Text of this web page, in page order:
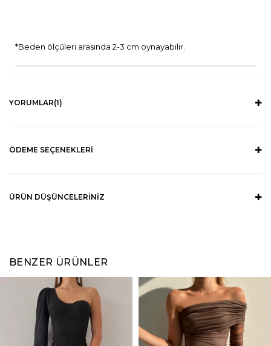
*Beden ölçüleri arasında 2-3 cm oynayabilir.
YORUMLAR(1)
ÖDEME SEÇENEKLERI
ÜRÜN DÜŞÜNCELERINIZ
BENZER ÜRÜNLER